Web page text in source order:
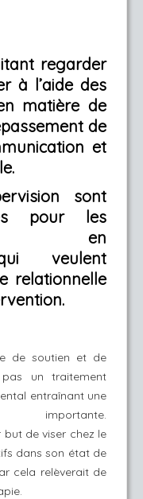
regarder
à l’aide des
matière de
de
et
sont
pour les
en
veulent
relationnelle
de soutien et de
un traitement
entraînant une
importante.
de viser chez le
dans son état de
cela relèverait de